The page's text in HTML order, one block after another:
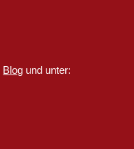
Blog und unter: